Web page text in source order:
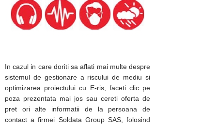
In cazul in care doriti sa aflati mai multe despre
sistemul de gestionare a riscului de mediu si
optimizarea proiectului cu E-ris, faceti clic pe
poza prezentata mai jos sau cereti oferta de
pret ori alte informatii de la persoana de
contact a firmei Soldata Group SAS, folosind